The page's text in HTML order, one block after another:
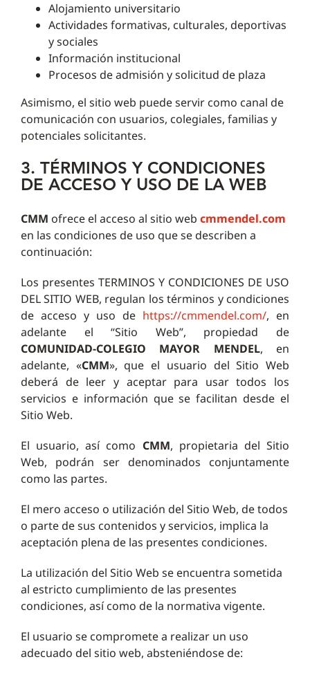
Alojamiento universitario
Actividades formativas, culturales, deportivas
y sociales
Información institucional
Procesos de admisión y solicitud de plaza
Asimismo, el sitio web puede servir como canal de
comunicación con usuarios, colegiales, familias y
potenciales solicitantes.
3. TÉRMINOS Y CONDICIONES
DE ACCESO Y USO DE LA WEB
CMM ofrece el acceso al sitio web cmmendel.com
en las condiciones de uso que se describen a
continuación:
Los presentes TERMINOS Y CONDICIONES DE USO
DEL SITIO WEB, regulan los términos y condiciones
de acceso y uso de https://cmmendel.com/, en
adelante el “Sitio Web”, propiedad de
COMUNIDAD-COLEGIO MAYOR MENDEL, en
adelante, «CMM», que el usuario del Sitio Web
deberá de leer y aceptar para usar todos los
servicios e información que se facilitan desde el
Sitio Web.
El usuario, así como CMM, propietaria del Sitio
Web, podrán ser denominados conjuntamente
como las partes.
El mero acceso o utilización del Sitio Web, de todos
o parte de sus contenidos y servicios, implica la
aceptación plena de las presentes condiciones.
La utilización del Sitio Web se encuentra sometida
al estricto cumplimiento de las presentes
condiciones, así como de la normativa vigente.
El usuario se compromete a realizar un uso
adecuado del sitio web, absteniéndose de: